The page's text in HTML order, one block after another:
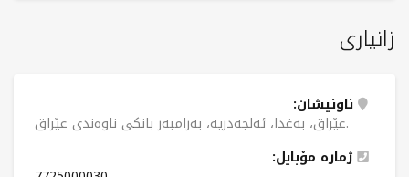
زانیاری
ناونیشان:
عێراق، بەغدا، ئەلجەدریە، بەرامبەر بانکی ناوەندی عێراق.
ژمارە مۆبایل: